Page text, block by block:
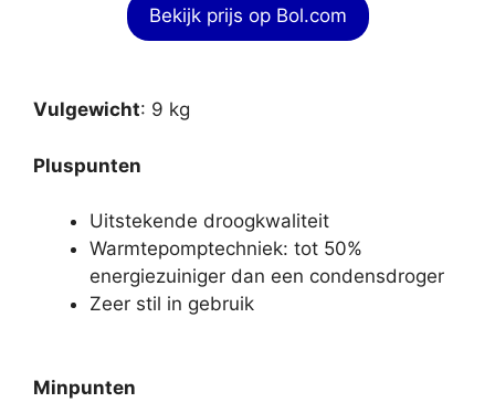
Bekijk prijs op Bol.com
Vulgewicht: 9 kg
Pluspunten
Uitstekende droogkwaliteit
Warmtepomptechniek: tot 50%
energiezuiniger dan een condensdroger
Zeer stil in gebruik
Minpunten